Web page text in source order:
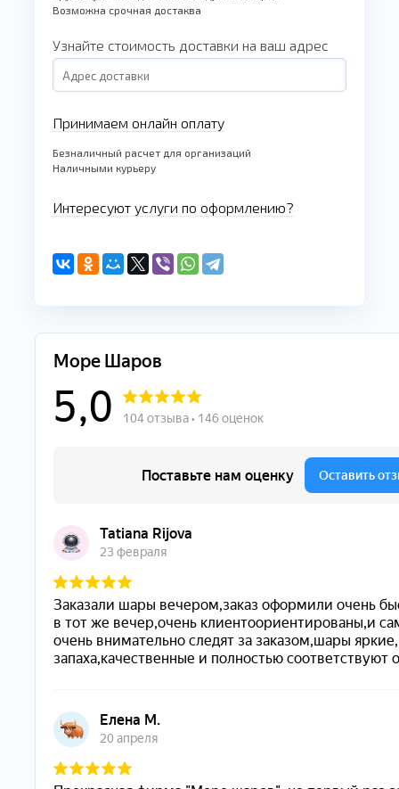
Возможна срочная достаква
Узнайте стоимость доставки на ваш адрес
Принимаем онлайн оплату
Безналичный расчет для организаций
Наличными курьеру
Интересуют услуги по оформлению?